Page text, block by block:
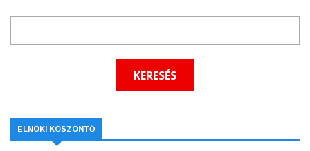
ELNÖKI KÖSZÖNTŐ